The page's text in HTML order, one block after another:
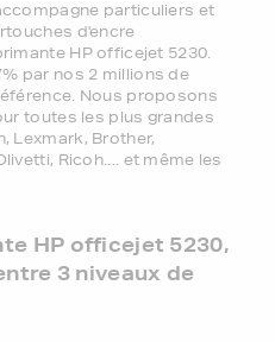
particuliers et
d'encre
HP officejet 5230.
par nos 2 millions de
Nous proposons
toutes les plus grandes
Lexmark, Brother,
Ricoh.... et même les
HP officejet 5230,
3 niveaux de